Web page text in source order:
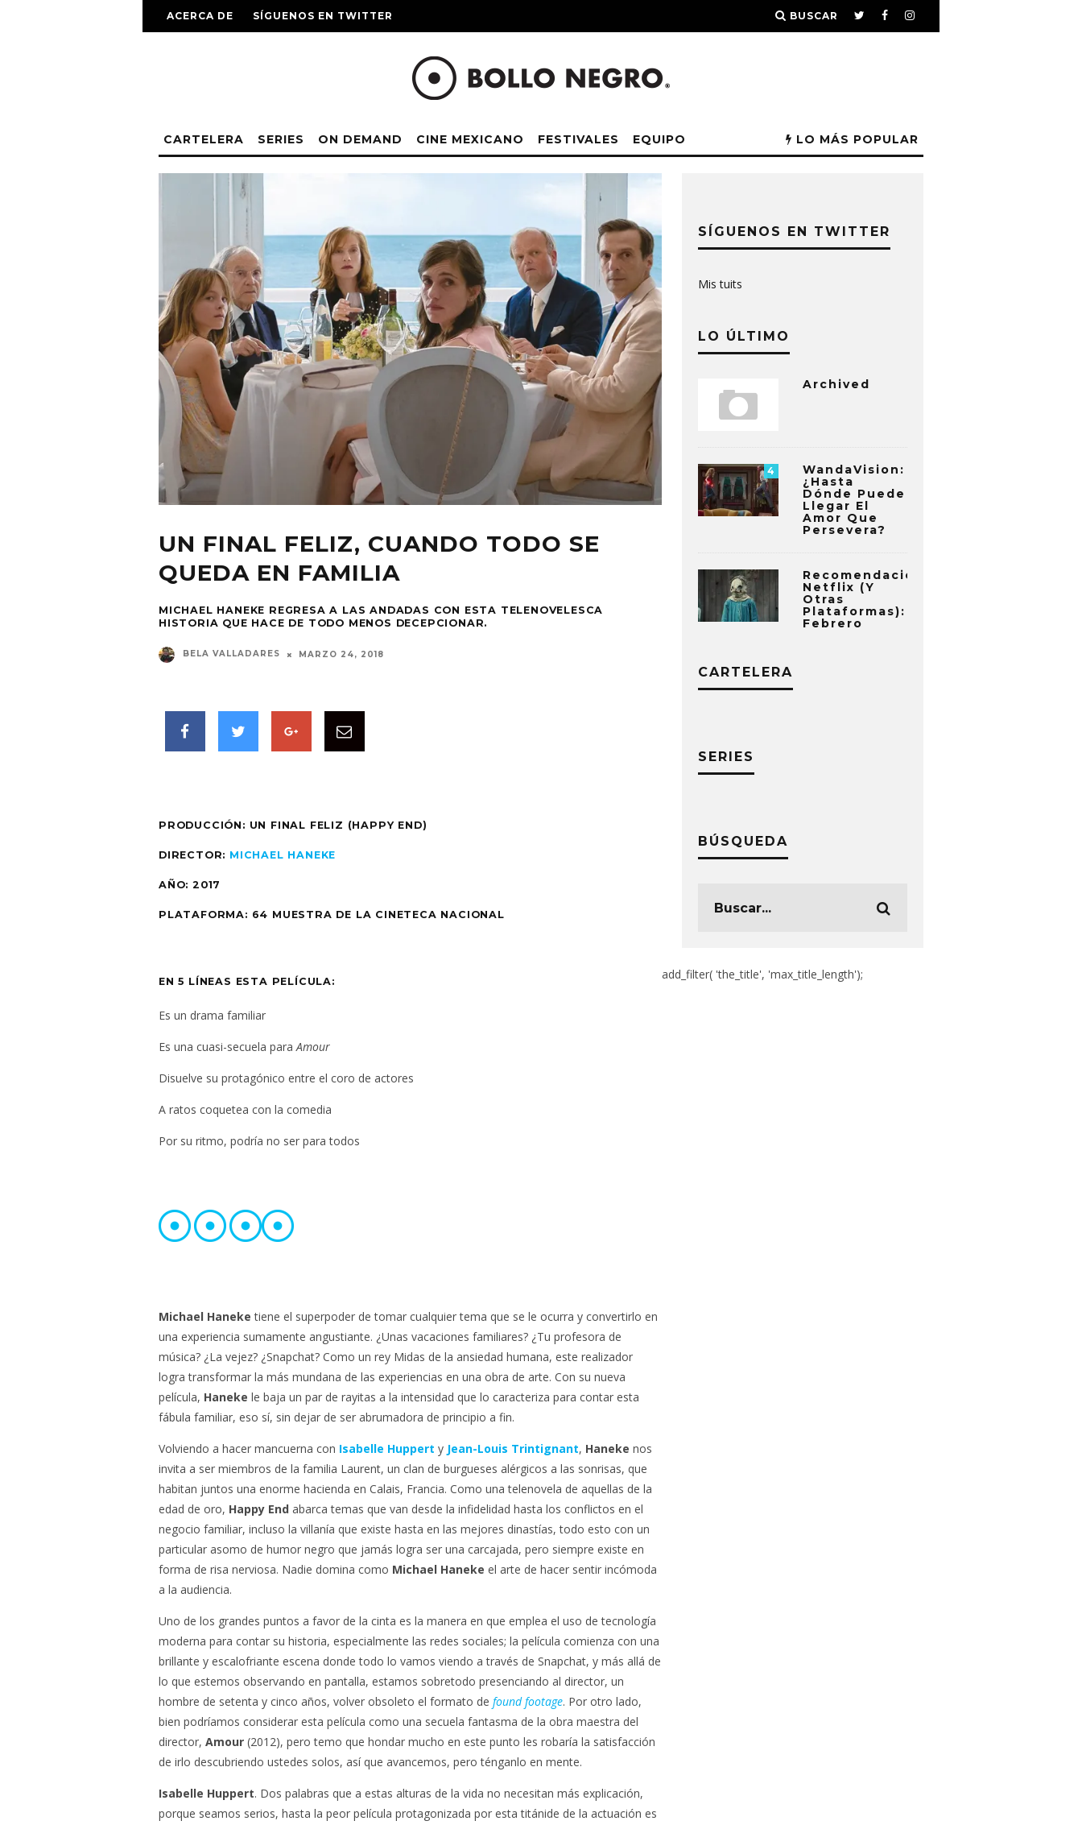
ACERCA DE SÍGUENOS EN TWITTER BUSCAR
CARTELERA SERIES ON DEMAND CINE MEXICANO FESTIVALES EQUIPO LO MÁS POPULAR
UN FINAL FELIZ, CUANDO TODO SE
QUEDA EN FAMILIA
MICHAEL HANEKE REGRESA A LAS ANDADAS CON ESTA TELENOVELESCA
HISTORIA QUE HACE DE TODO MENOS DECEPCIONAR.
BELA VALLADARES MARZO 24, 2018
PRODUCCIÓN: UN FINAL FELIZ (HAPPY END)
DIRECTOR: MICHAEL HANEKE
AÑO: 2017
PLATAFORMA: 64 MUESTRA DE LA CINETECA NACIONAL
EN 5 LÍNEAS ESTA PELÍCULA:
Es un drama familiar
Es una cuasi-secuela paraAmour
Disuelve su protagónico entre el coro de actores
A ratos coquetea con la comedia
Por su ritmo, podría no ser para todos
Michael Haneketiene el superpoder de tomar cualquier tema que se le ocurra y convertirlo en
una experiencia sumamente angustiante. ¿Unas vacaciones familiares? ¿Tu profesora de
música? ¿La vejez? ¿Snapchat? Como un rey Midas de la ansiedad humana, este realizador
logra transformar la más mundana de las experiencias en una obra de arte. Con su nueva
película, Haneke le baja un par de rayitas a la intensidad que lo caracteriza para contar esta
fábula familiar, eso sí, sin dejar de ser abrumadora de principio a fin.
Volviendo a hacer mancuerna con Isabelle Huppert y Jean-Louis Trintignant, Haneke nos
invita a ser miembros de la familia Laurent, un clan de burgueses alérgicos a las sonrisas, que
habitan juntos una enorme hacienda en Calais, Francia. Como una telenovela de aquellas de la
edad de oro, Happy End abarca temas que van desde la infidelidad hasta los conflictos en el
negocio familiar, incluso la villanía que existe hasta en las mejores dinastías, todo esto con un
particular asomo de humor negro que jamás logra ser una carcajada, pero siempre existe en
forma de risa nerviosa. Nadie domina como Michael Haneke el arte de hacer sentir incómoda
a la audiencia.
Uno de los grandes puntos a favor de la cinta es la manera en que emplea el uso de tecnología
moderna para contar su historia, especialmente las redes sociales; la película comienza con una
brillante y escalofriante escena donde todo lo vamos viendo a través de Snapchat, y más allá de
lo que estemos observando en pantalla, estamos sobretodo presenciando al director, un
hombre de setenta y cinco años, volver obsoleto el formato de found footage. Por otro lado,
bien podríamos considerar esta película como una secuela fantasma de la obra maestra del
director, Amour (2012), pero temo que hondar mucho en este punto les robaría la satisfacción
de irlo descubriendo ustedes solos, así que avancemos, pero ténganlo en mente.
Isabelle Huppert. Dos palabras que a estas alturas de la vida no necesitan más explicación,
porque seamos serios, hasta la peor película protagonizada por esta titánide de la actuación es
SÍGUENOS EN TWITTER
Mis tuits
LO ÚLTIMO
Archived
4
WandaVision:
¿Hasta
Dónde Puede
Llegar El
Amor Que
Persevera?
Recomendaciones
Netflix (y
Otras
Plataformas):
Febrero
CARTELERA
SERIES
BÚSQUEDA
add_filter( 'the_title', 'max_title_length');